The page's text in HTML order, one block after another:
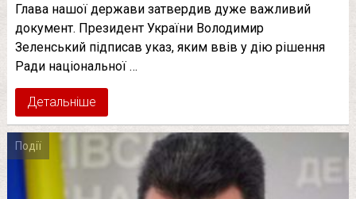
Глава нашої держави затвердив дуже важливий
документ. Президент України Володимир
Зеленський підписав указ, яким ввів у дію рішення
Ради національної …
Детальніше
Події